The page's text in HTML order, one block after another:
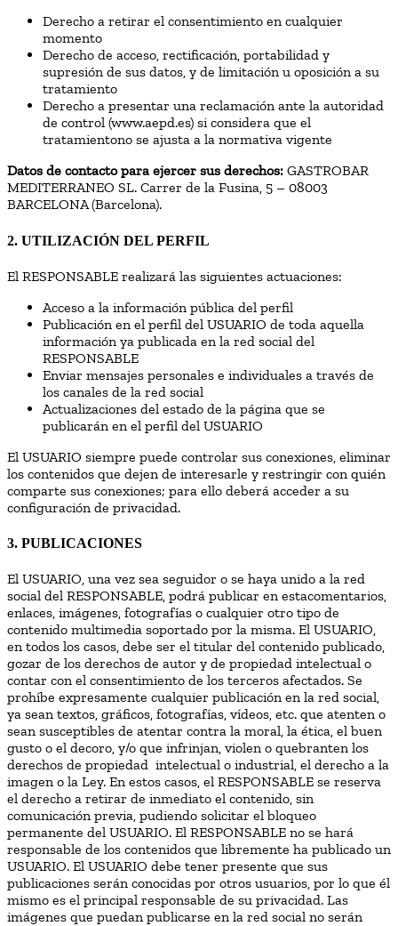
Derecho a retirar el consentimiento en cualquier
momento
Derecho de acceso, rectificación, portabilidad y
supresión de sus datos, y de limitación u oposición a su
tratamiento
Derecho a presentar una reclamación ante la autoridad
de control (www.aepd.es) si considera que el
tratamientono se ajusta a la normativa vigente
Datos de contacto para ejercer sus derechos: GASTROBAR
MEDITERRANEO SL. Carrer de la Fusina, 5 – 08003
BARCELONA (Barcelona).
2. UTILIZACIÓN DEL PERFIL
El RESPONSABLE realizará las siguientes actuaciones:
Acceso a la información pública del perfil
Publicación en el perfil del USUARIO de toda aquella
información ya publicada en la red social del
RESPONSABLE
Enviar mensajes personales e individuales a través de
los canales de la red social
Actualizaciones del estado de la página que se
publicarán en el perfil del USUARIO
El USUARIO siempre puede controlar sus conexiones, eliminar
los contenidos que dejen de interesarle y restringir con quién
comparte sus conexiones; para ello deberá acceder a su
configuración de privacidad.
3. PUBLICACIONES
El USUARIO, una vez sea seguidor o se haya unido a la red
social del RESPONSABLE, podrá publicar en estacomentarios,
enlaces, imágenes, fotografías o cualquier otro tipo de
contenido multimedia soportado por la misma. El USUARIO,
en todos los casos, debe ser el titular del contenido publicado,
gozar de los derechos de autor y de propiedad intelectual o
contar con el consentimiento de los terceros afectados. Se
prohíbe expresamente cualquier publicación en la red social,
ya sean textos, gráficos, fotografías, vídeos, etc. que atenten o
sean susceptibles de atentar contra la moral, la ética, el buen
gusto o el decoro, y/o que infrinjan, violen o quebranten los
derechos de propiedad intelectual o industrial, el derecho a la
imagen o la Ley. En estos casos, el RESPONSABLE se reserva
el derecho a retirar de inmediato el contenido, sin
comunicación previa, pudiendo solicitar el bloqueo
permanente del USUARIO. El RESPONSABLE no se hará
responsable de los contenidos que libremente ha publicado un
USUARIO. El USUARIO debe tener presente que sus
publicaciones serán conocidas por otros usuarios, por lo que él
mismo es el principal responsable de su privacidad. Las
imágenes que puedan publicarse en la red social no serán